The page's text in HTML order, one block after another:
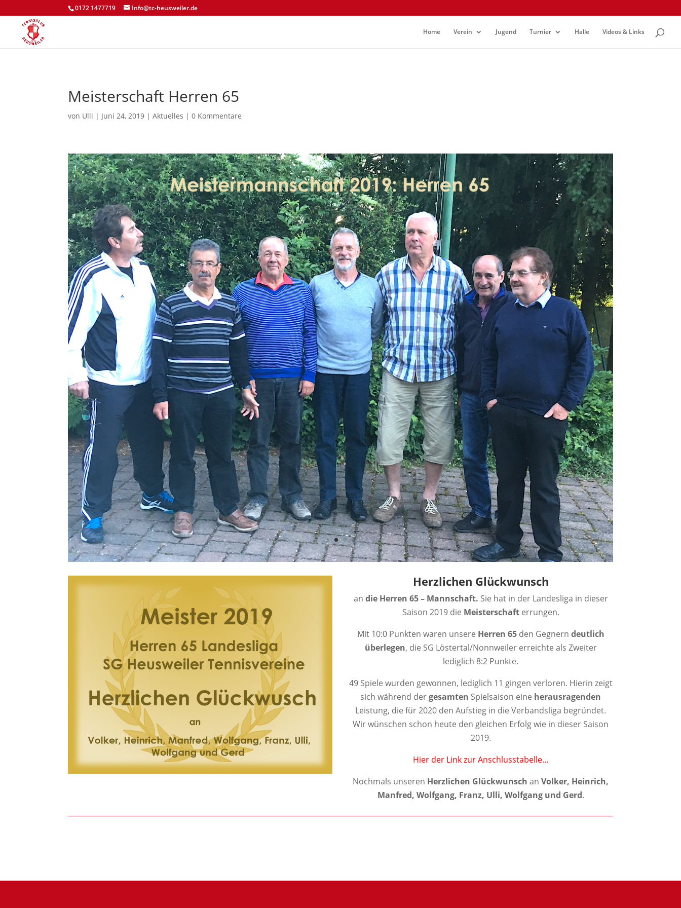
0172 1477719 Info@tc-heusweiler.de
Home Verein Jugend Turnier Halle Videos & Links
Meisterschaft Herren 65
von Ulli | Juni 24, 2019 |Aktuelles |0 Kommentare
Herzlichen Glückwunsch
an die Herren 65 – Mannschaft. Sie hat in der Landesliga in dieser
Saison 2019 die Meisterschafterrungen.
Mit 10:0 Punkten waren unsere Herren 65den Gegnern deutlich
überlegen, die SG Löstertal/Nonnweiler erreichte als Zweiter
lediglich 8:2 Punkte.
49 Spiele wurden gewonnen, lediglich 11 gingen verloren. Hierin zeigt
sich während dergesamten Spielsaison eine herausragenden
Leistung, die für 2020 den Aufstieg in die Verbandsliga begründet.
Wir wünschen schon heute den gleichen Erfolg wie in dieser Saison
2019.
Hier der Link zur Anschlusstabelle…
Nochmals unseren Herzlichen Glückwunsch anVolker, Heinrich,
Manfred, Wolfgang, Franz, Ulli, Wolfgang und Gerd.